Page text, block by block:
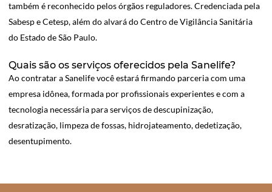
também é reconhecido pelos órgãos reguladores. Credenciada pela
Sabesp e Cetesp, além do alvará do Centro de Vigilância Sanitária
do Estado de São Paulo.
Quais são os serviços oferecidos pela Sanelife?
Ao contratar a Sanelife você estará firmando parceria com uma
empresa idônea, formada por profissionais experientes e com a
tecnologia necessária para serviços de descupinização,
desratização, limpeza de fossas, hidrojateamento, dedetização,
desentupimento.